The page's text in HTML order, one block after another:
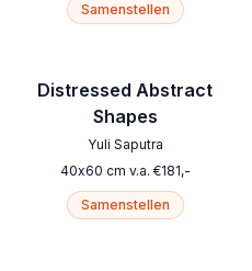
Samenstellen
Distressed Abstract
Shapes
Yuli Saputra
40x60 cm v.a. €181,-
Samenstellen